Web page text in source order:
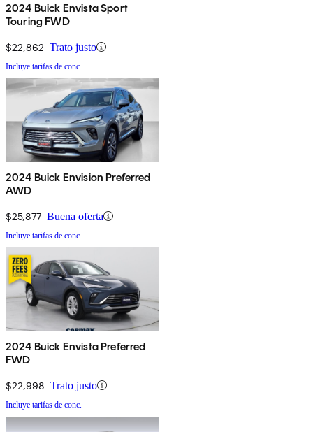
2024 Buick Envista Sport
Touring FWD
$22,862 Trato justo
Incluye tarifas de conc.
2024 Buick Envision Preferred
AWD
$25,877 Buena oferta
Incluye tarifas de conc.
2024 Buick Envista Preferred
FWD
$22,998 Trato justo
Incluye tarifas de conc.